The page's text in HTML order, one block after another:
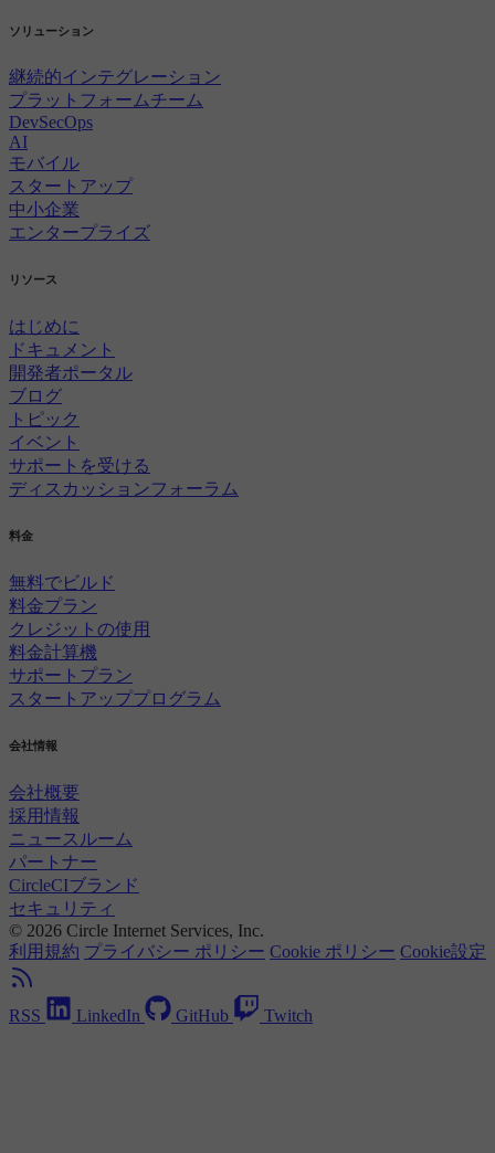
ソリューション
継続的インテグレーション
プラットフォームチーム
DevSecOps
AI
モバイル
スタートアップ
中小企業
エンタープライズ
リソース
はじめに
ドキュメント
開発者ポータル
ブログ
トピック
イベント
サポートを受ける
ディスカッションフォーラム
料金
無料でビルド
料金プラン
クレジットの使用
料金計算機
サポートプラン
スタートアッププログラム
会社情報
会社概要
採用情報
ニュースルーム
パートナー
CircleCIブランド
セキュリティ
© 2026 Circle Internet Services, Inc.
利用規約 プライバシー ポリシー Cookie ポリシー Cookie設定
RSS LinkedIn GitHub Twitch